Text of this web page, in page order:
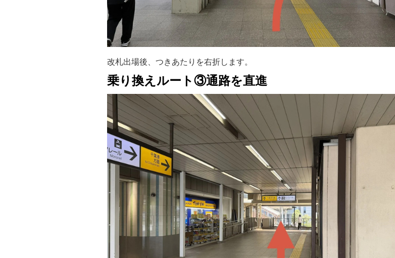
改札出場後、つきあたりを右折します。
乗り換えルート③通路を直進